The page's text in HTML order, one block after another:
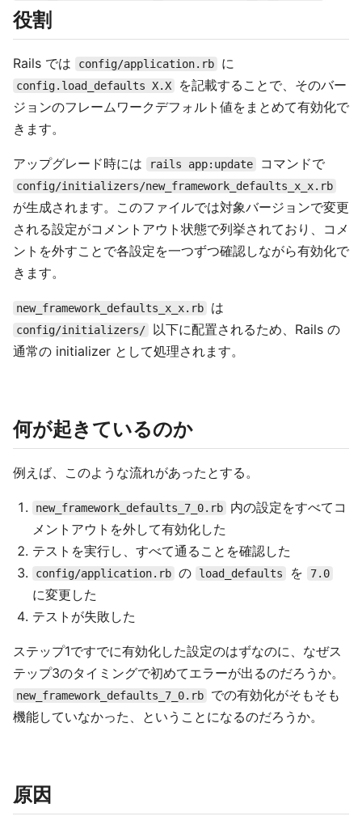
役割
Rails では config/application.rb に
config.load_defaults X.X
を記載することで、そのバー
ジョンのフレームワークデフォルト値をまとめて有効化で
きます。
アップグレード時には rails app:update コマンドで
config/initializers/new_framework_defaults_x_x.rb
が生成されます。このファイルでは対象バージョンで変更
される設定がコメントアウト状態で列挙されており、コメ
ントを外すことで各設定を一つずつ確認しながら有効化で
きます。
new_framework_defaults_x_x.rb は
config/initializers/
以下に配置されるため、Rails の
通常の initializer として処理されます。
何が起きているのか
例えば、このような流れがあったとする。
new_framework_defaults_7_0.rb
内の設定をすべてコ
メントアウトを外して有効化した
テストを実行し、すべて通ることを確認した
config/application.rb の load_defaults を 7.0
に変更した
テストが失敗した
ステップ1ですでに有効化した設定のはずなのに、なぜス
テップ3のタイミングで初めてエラーが出るのだろうか。
new_framework_defaults_7_0.rb
での有効化がそもそも
機能していなかった、ということになるのだろうか。
原因